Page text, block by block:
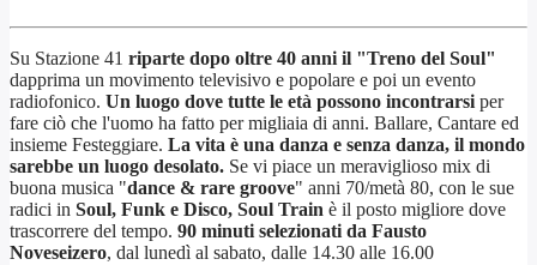
Su Stazione 41 riparte dopo oltre 40 anni il "Treno del Soul"
dapprima un movimento televisivo e popolare e poi un evento
radiofonico. Un luogo dove tutte le età possono incontrarsi per
fare ciò che l'uomo ha fatto per migliaia di anni. Ballare, Cantare ed
insieme Festeggiare. La vita è una danza e senza danza, il mondo
sarebbe un luogo desolato. Se vi piace un meraviglioso mix di
buona musica "dance & rare groove" anni 70/metà 80, con le sue
radici in Soul, Funk e Disco, Soul Train è il posto migliore dove
trascorrere del tempo. 90 minuti selezionati da Fausto
Noveseizero, dal lunedì al sabato, dalle 14.30 alle 16.00